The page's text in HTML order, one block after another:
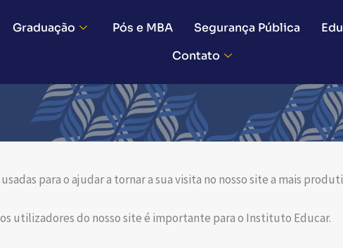
Graduação Pós e MBA Segurança Pública
Contato
para o ajudar a tornar a sua visita no nosso site a mais
utilizadores do nosso site é importante para o Instituto Educar.